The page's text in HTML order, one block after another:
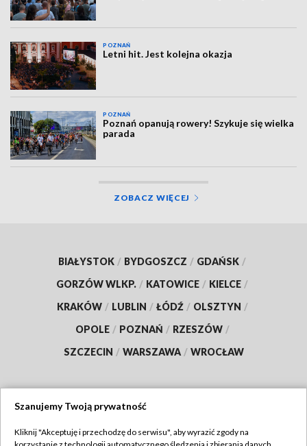
POZNAŃ
Letni hit. Jest kolejna okazja
POZNAŃ
Poznań opanują rowery! Szykuje się wielka
parada
ZOBACZ WIĘCEJ
BIAŁYSTOK / BYDGOSZCZ / GDAŃSK /
GORZÓW WLKP. / KATOWICE / KIELCE /
KRAKÓW / LUBLIN / ŁÓDŹ / OLSZTYN /
OPOLE / POZNAŃ / RZESZÓW /
SZCZECIN / WARSZAWA / WROCŁAW
Szanujemy Twoją prywatność
Kliknij "Akceptuję i przechodzę do serwisu", aby wyrazić zgody na